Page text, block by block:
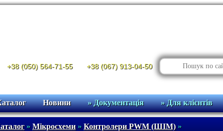
+38 (050) 564-71-55 +38 (067) 913-04-50
Новини » Документація » Для клієнтів
» Мікросхеми» Контролери PWM (ШІМ)»